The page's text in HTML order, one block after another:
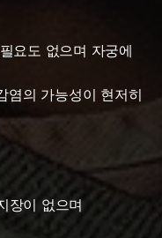
요도 없으며 자궁에
염의 가능성이 현저히
장이 없으며